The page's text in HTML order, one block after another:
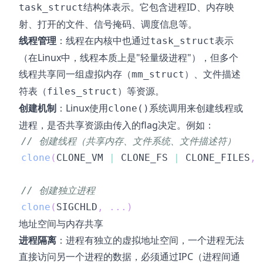
task_struct结构体表示。它包含进程ID、内存映
射、打开的文件、信号掩码、调度信息等。
线程管理 ：线程在内核中也通过task_struct表示
（在Linux中，线程本质上是"轻量级进程"），但多个
线程共享同一组虚拟内存（mm_struct ）、文件描述
符表（files_struct ）等资源。
创建机制 ：Linux使用clone() 系统调用来创建线程或
进程，是否共享资源由传入的flag决定。例如：
// 创建线程（共享内存、文件系统、文件描述符）
clone ( CLONE_VM | CLONE_FS | CLONE_FILES ,
// 创建独立进程
clone ( SIGCHLD , . . . )
地址空间与内存共享
进程隔离 ：进程有独立的虚拟地址空间，一个进程无法
直接访问另一个进程的数据，必须通过IPC（进程间通